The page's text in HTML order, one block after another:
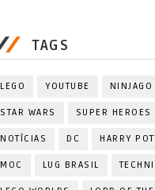
TAGS
LEGO YOUTUBE NINJAGO
STAR WARS SUPER HEROES
NOTÍCIAS DC HARRY
MOC LUG BRASIL